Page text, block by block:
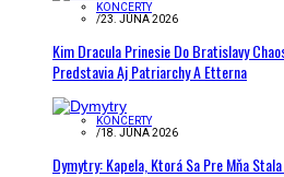
KONCERTY
/23. JÚNA 2026
Kim Dracula Prinesie Do Bratislavy
Predstavia Aj Patriarchy A Etterna
KONCERTY
/18. JÚNA 2026
Dymytry: Kapela, Ktorá Sa Pre Mňa